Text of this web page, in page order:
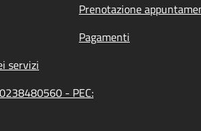
Prenotazione
Pagamenti
servizi
- PEC: